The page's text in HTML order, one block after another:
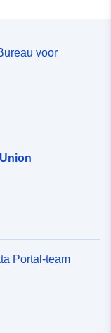
voor
Portal-team